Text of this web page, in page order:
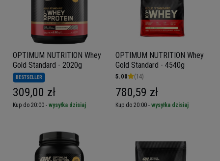
OPTIMUM NUTRITION Whey
Gold Standard - 2020g
BESTSELLER
309,00 zł
Kup do 20:00 - wysyłka dzisiaj
OPTIMUM NUTRITION Whey
Gold Standard - 4540g
5.00 (14)
780,59 zł
Kup do 20:00 - wysyłka dzisiaj